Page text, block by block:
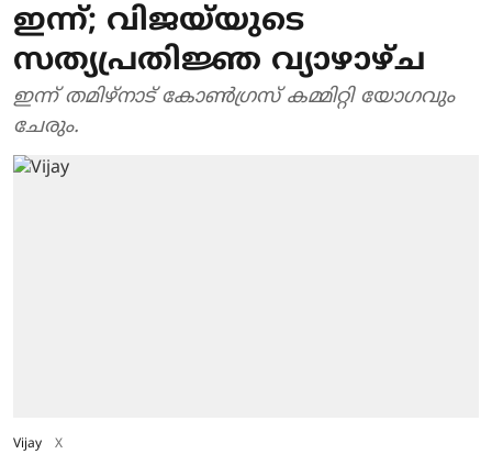
ഇന്ന്; വിജയ്‌യുടെ
സത്യപ്രതിജ്ഞ വ്യാഴാഴ്ച
ഇന്ന് തമിഴ്‌നാട് കോൺഗ്രസ് കമ്മിറ്റി യോഗവും
ചേരും.
Vijay X